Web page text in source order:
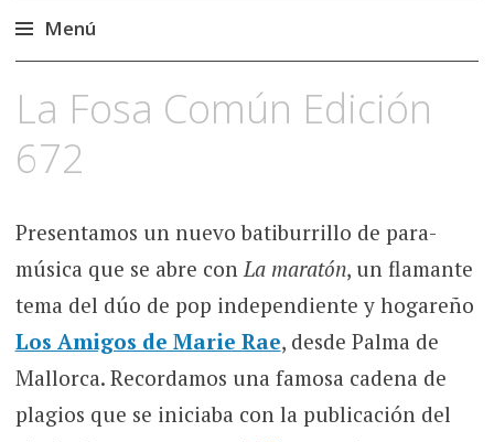
Menú
La Fosa Común Edición
672
Presentamos un nuevo batiburrillo de para-
música que se abre conLa maratón, un flamante
tema del dúo de pop independiente y hogareño
Los Amigos de Marie Rae, desde Palma de
Mallorca. Recordamos una famosa cadena de
plagios que se iniciaba con la publicación del